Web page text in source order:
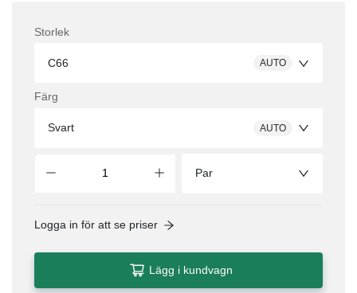
Storlek
C66 AUTO
Färg
Svart AUTO
Par
Logga in för att se priser
Lägg i kundvagn